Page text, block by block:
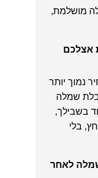
מושלמת,
אצלכם
נמוך יותר
שמלה
בשבילך,
בלי
לאחר